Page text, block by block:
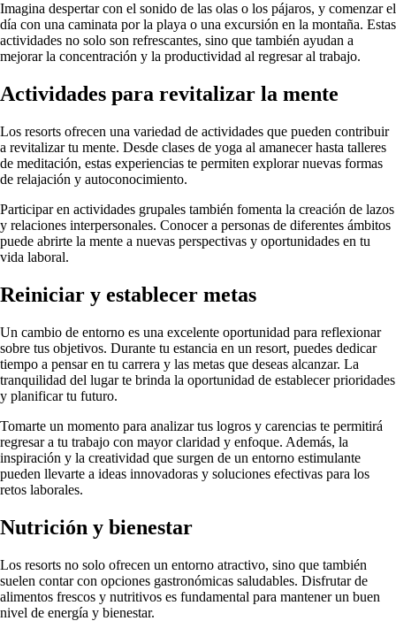
Imagina despertar con el sonido de las olas o los pájaros, y comenzar el
día con una caminata por la playa o una excursión en la montaña. Estas
actividades no solo son refrescantes, sino que también ayudan a
mejorar la concentración y la productividad al regresar al trabajo.
Actividades para revitalizar la mente
Los resorts ofrecen una variedad de actividades que pueden contribuir
a revitalizar tu mente. Desde clases de yoga al amanecer hasta talleres
de meditación, estas experiencias te permiten explorar nuevas formas
de relajación y autoconocimiento.
Participar en actividades grupales también fomenta la creación de lazos
y relaciones interpersonales. Conocer a personas de diferentes ámbitos
puede abrirte la mente a nuevas perspectivas y oportunidades en tu
vida laboral.
Reiniciar y establecer metas
Un cambio de entorno es una excelente oportunidad para reflexionar
sobre tus objetivos. Durante tu estancia en un resort, puedes dedicar
tiempo a pensar en tu carrera y las metas que deseas alcanzar. La
tranquilidad del lugar te brinda la oportunidad de establecer prioridades
y planificar tu futuro.
Tomarte un momento para analizar tus logros y carencias te permitirá
regresar a tu trabajo con mayor claridad y enfoque. Además, la
inspiración y la creatividad que surgen de un entorno estimulante
pueden llevarte a ideas innovadoras y soluciones efectivas para los
retos laborales.
Nutrición y bienestar
Los resorts no solo ofrecen un entorno atractivo, sino que también
suelen contar con opciones gastronómicas saludables. Disfrutar de
alimentos frescos y nutritivos es fundamental para mantener un buen
nivel de energía y bienestar.